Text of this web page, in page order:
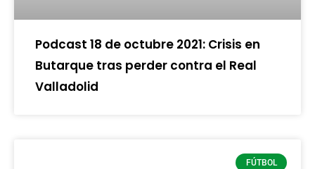
Podcast 18 de octubre 2021: Crisis en
Butarque tras perder contra el Real
Valladolid
FÚTBOL